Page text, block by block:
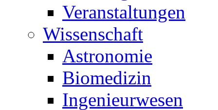
Veranstaltungen
Wissenschaft
Astronomie
Biomedizin
Ingenieurwesen